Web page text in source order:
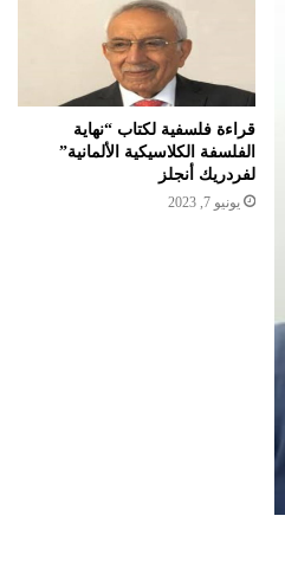
قراءة فلسفية لكتاب “نهاية
الفلسفة الكلاسيكية الألمانية”
لفردريك أنجلز
يونيو 7, 2023